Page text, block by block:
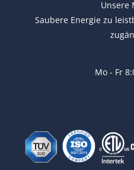
Unsere
Saubere Energie zu
Mo - Fr